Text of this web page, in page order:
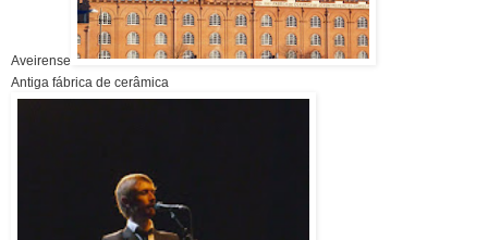
Aveirense
Antiga fábrica de cerâmica